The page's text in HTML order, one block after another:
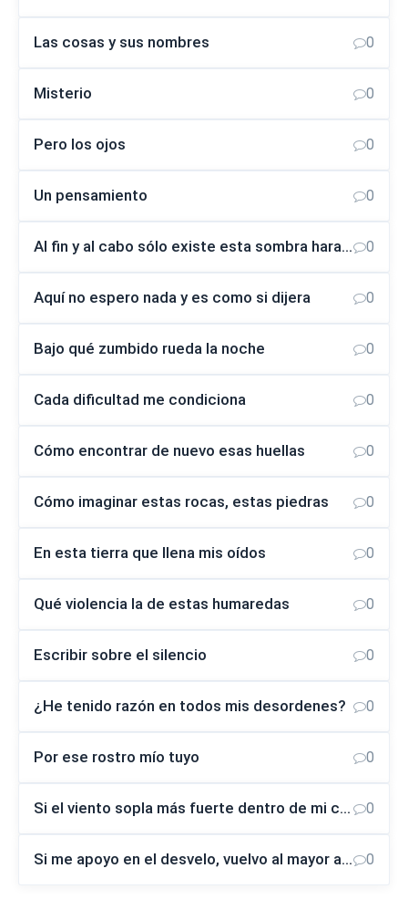
Las cosas y sus nombres 0
Misterio 0
Pero los ojos 0
Un pensamiento 0
Al fin y al cabo sólo existe esta sombra harapienta 0
Aquí no espero nada y es como si dijera 0
Bajo qué zumbido rueda la noche 0
Cada dificultad me condiciona 0
Cómo encontrar de nuevo esas huellas 0
Cómo imaginar estas rocas, estas piedras 0
En esta tierra que llena mis oídos 0
Qué violencia la de estas humaredas 0
Escribir sobre el silencio 0
¿He tenido razón en todos mis desordenes? 0
Por ese rostro mío tuyo 0
Si el viento sopla más fuerte dentro de mi cabeza 0
Si me apoyo en el desvelo, vuelvo al mayor asombro 0